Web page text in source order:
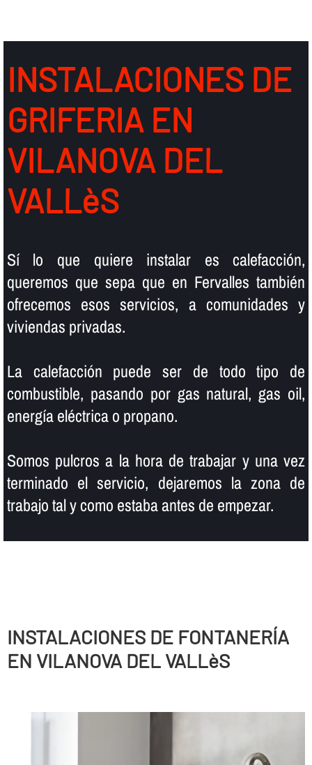
INSTALACIONES DE
GRIFERIA EN
VILANOVA DEL
VALLèS
Sí­ lo que quiere instalar es calefacción,
queremos que sepa que en Fervalles también
ofrecemos esos servicios, a comunidades y
viviendas privadas.
La calefacción puede ser de todo tipo de
combustible, pasando por gas natural, gas oil,
energí­a eléctrica o propano.
Somos pulcros a la hora de trabajar y una vez
terminado el servicio, dejaremos la zona de
trabajo tal y como estaba antes de empezar.
INSTALACIONES DE FONTANERÍ­A
EN VILANOVA DEL VALLèS